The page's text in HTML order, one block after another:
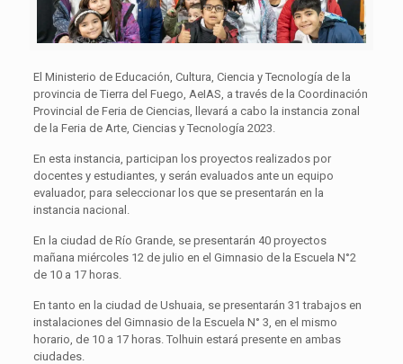
El Ministerio de Educación, Cultura, Ciencia y Tecnología de la
provincia de Tierra del Fuego, AeIAS, a través de la Coordinación
Provincial de Feria de Ciencias, llevará a cabo la instancia zonal
de la Feria de Arte, Ciencias y Tecnología 2023.
En esta instancia, participan los proyectos realizados por
docentes y estudiantes, y serán evaluados ante un equipo
evaluador, para seleccionar los que se presentarán en la
instancia nacional.
En la ciudad de Río Grande, se presentarán 40 proyectos
mañana miércoles 12 de julio en el Gimnasio de la Escuela N°2
de 10 a 17 horas.
En tanto en la ciudad de Ushuaia, se presentarán 31 trabajos en
instalaciones del Gimnasio de la Escuela N° 3, en el mismo
horario, de 10 a 17 horas. Tolhuin estará presente en ambas
ciudades.